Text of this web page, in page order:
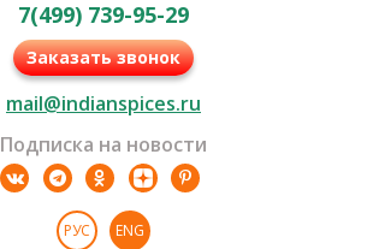
7(499) 739-95-29
Заказать звонок
mail@indianspices.ru
Подписка на новости
РУС ENG